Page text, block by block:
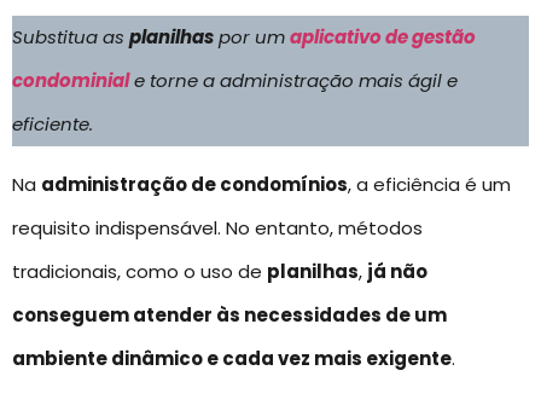
Substitua as planilhaspor umaplicativo de gestão
condominiale torne a administração mais ágil e
eficiente.
Na administração de condomínios, a eficiência é um
requisito indispensável. No entanto, métodos
tradicionais, como o uso de planilhas, já não
conseguem atender às necessidades de um
ambiente dinâmico e cada vez mais exigente.